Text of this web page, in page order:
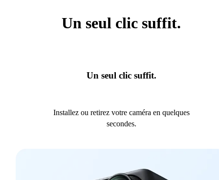
Un seul clic suffit.
Un seul clic suffit.
Installez ou retirez votre caméra en quelques
secondes.